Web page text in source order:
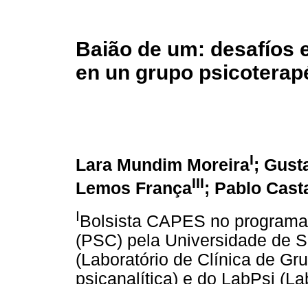
Baião de um: desafíos
en un grupo
Lara Mundim MoreiraI;
Lemos FrançaIII; Pablo
IBolsista CAPES no
(PSC) pela Universidade de
(Laboratório de Clínica de
psicanalítica) e do LabPsi